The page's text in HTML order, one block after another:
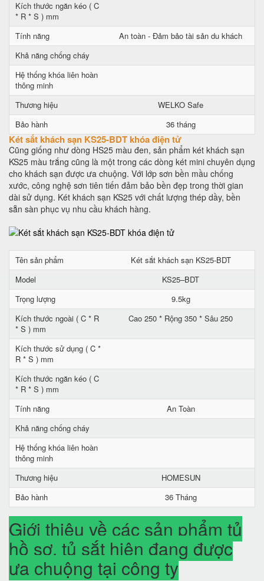
Kích thước ngăn kéo ( C
* R * S ) mm
Tính năng
An toàn - Đảm bảo tài sản du khách
Khả năng chống cháy
Hệ thống khóa liên hoàn
thông minh
Thương hiệu
WELKO Safe
Bảo hành
36 tháng
Két sắt khách sạn KS25-BDT khóa điện tử
Cũng giống như dòng HS25 màu đen, sản phẩm két khách sạn
KS25 màu trắng cũng là một trong các dòng két mini chuyên dụng
cho khách sạn được ưa chuộng. Với lớp sơn bền mầu chống
xước, công nghệ sơn tiên tiến đảm bảo bền đẹp trong thời gian
dài sử dụng. Két khách sạn KS25 với chất lượng thép dầy, bền
sẵn sàn phục vụ nhu cầu khách hàng.
Tên sản phẩm
Két sắt khách sạn KS25-BDT
Model
KS25–BDT
Trọng lượng
9.5kg
Kích thước ngoài ( C * R
* S ) mm
Cao 250 * Rộng 350 * Sâu 250
Kích thước sử dụng ( C *
R * S ) mm
Kích thước ngăn kéo ( C
* R * S ) mm
Tính năng
An Toàn
Khả năng chống cháy
Hệ thống khóa liên hoàn
thông minh
Thương hiệu
HOMESUN
Bảo hành
36 Tháng
Giới thiệu về các sản phẩm tủ
hồ sơ, tủ sắt hiện đang được
ưa chuộng tại công ty